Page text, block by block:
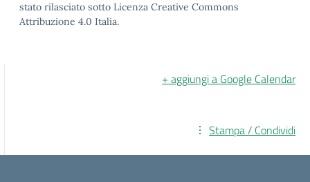
stato rilasciato sotto Licenza Creative Commons
Attribuzione 4.0 Italia.
+ aggiungi a Google Calendar
Stampa / Condividi